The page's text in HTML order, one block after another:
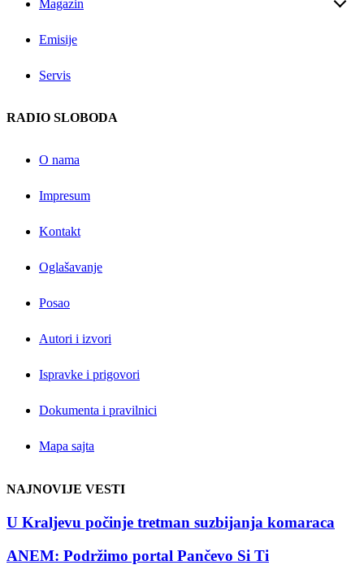
Magazin
Emisije
Servis
RADIO SLOBODA
O nama
Impresum
Kontakt
Oglašavanje
Posao
Autori i izvori
Ispravke i prigovori
Dokumenta i pravilnici
Mapa sajta
NAJNOVIJE VESTI
U Kraljevu počinje tretman suzbijanja komaraca
ANEM: Podržimo portal Pančevo Si Ti